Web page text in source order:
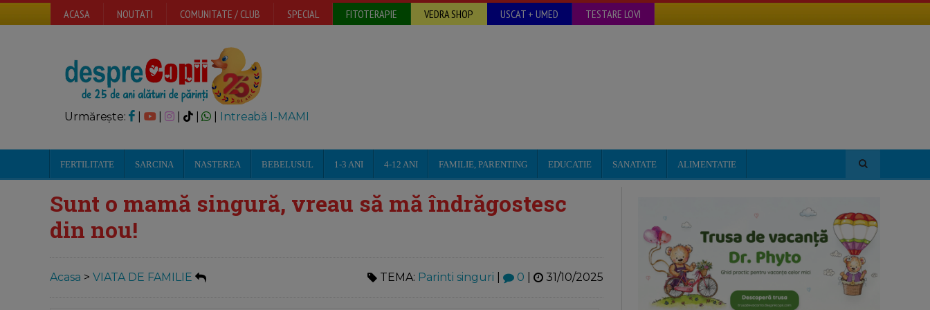
ACASA NOUTATI COMUNITATE / CLUB SPECIAL FITOTERAPIE VEDRA SHOP USCAT + UMED TESTARE LOVI
Urmărește: | | Intreabă I-MAMI
FERTILITATE SARCINA NASTEREA BEBELUSUL 1-3 ANI 4-12 ANI FAMILIE, PARENTING EDUCATIE SANATATE ALIMENTATIE
Sunt o mamă singură, vreau să mă îndrăgostesc
din nou!
Acasa > VIATA DE FAMILIE TEMA: Parinti singuri 0 31/10/2025